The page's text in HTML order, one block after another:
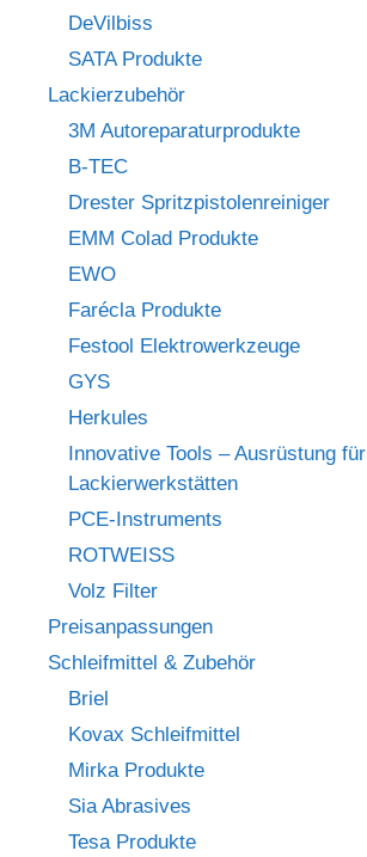
DeVilbiss
SATA Produkte
Lackierzubehör
3M Autoreparaturprodukte
B-TEC
Drester Spritzpistolenreiniger
EMM Colad Produkte
EWO
Farécla Produkte
Festool Elektrowerkzeuge
GYS
Herkules
Innovative Tools – Ausrüstung für
Lackierwerkstätten
PCE-Instruments
ROTWEISS
Volz Filter
Preisanpassungen
Schleifmittel & Zubehör
Briel
Kovax Schleifmittel
Mirka Produkte
Sia Abrasives
Tesa Produkte